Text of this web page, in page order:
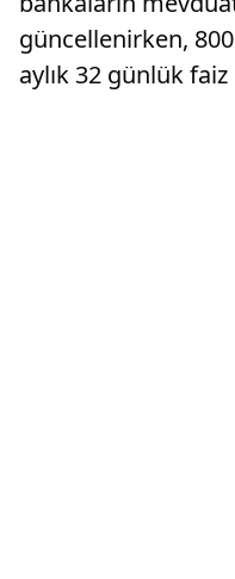
güncellenirken,
aylık 32 günlük